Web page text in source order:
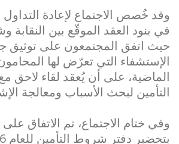
وقد خُصص الاجتماع لإعادة
في بنود العقد الموقّع بين النقابة
حيث اتفق المجتمعون على توثيق
الإستشفاء التي تعرّض لها
الماضية، على أن يُعقد لقاء
التأمين لبحث الأسباب ومعالجة
وفي ختام الاجتماع، تم الاتفاق
بتحضير دفتر شروط التأمين للعام 2026 – 2027.